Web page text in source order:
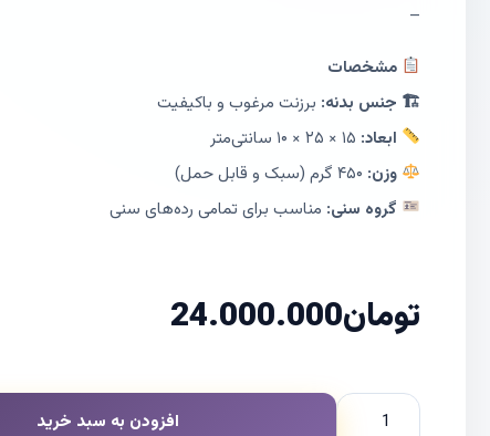
–
مشخصات
🏗 جنس بدنه: برزنت مرغوب و باکیفیت
ابعاد:
وزن:
گروه سنی: مناسب برای تمامی رده‌های سنی
تومان24.000.000
افزودن به سبد خرید